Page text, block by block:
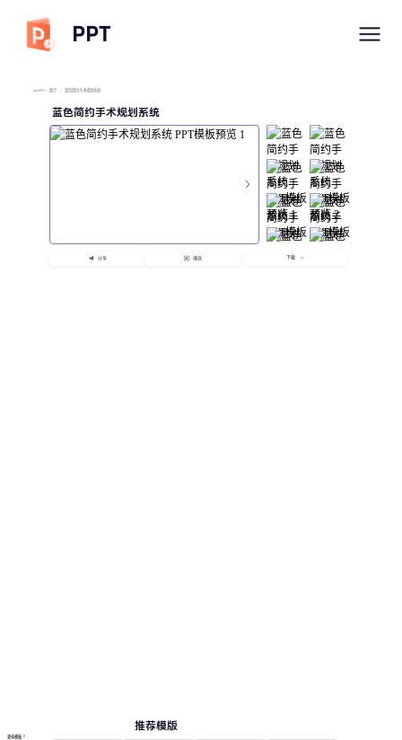
PPT
imyPPT / 医疗 / 蓝色简约手术规划系统
蓝色简约手术规划系统
分享 播放 下载
推荐模版
更多模板